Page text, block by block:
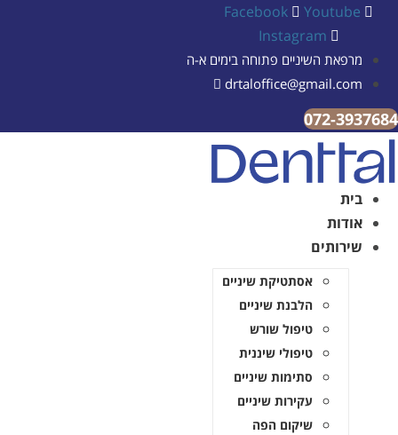
Facebook
Youtube
Instagram
מרפאת השיניים פתוחה בימים א-ה
drtaloffice@gmail.com
072-3937684
בית
אודות
שירותים
אסתטיקת שיניים
הלבנת שיניים
טיפול שורש
טיפולי שיננית
סתימות שיניים
עקירות שיניים
שיקום הפה